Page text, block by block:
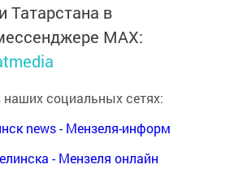
Татарстана в
MАХ:
наших социальных сетях:
news - Мензеля-информ
- Мензеля онлайн